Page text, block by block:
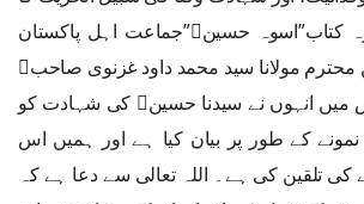
کتاب”اسوہ حسین﷜”جماعت اہل پاکستان
مولانا سید محمد داود غزنوی صاحب﷫
انہوں نے سیدنا حسین﷜ کی شہادت کو
نمونے کے طور پر بیان کیا ہے اور ہمیں اس
کی تلقین کی ہے۔ اللہ تعالی سے دعا ہے کہ